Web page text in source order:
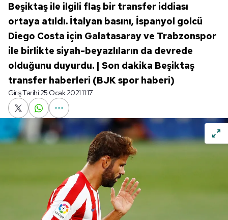
Beşiktaş ile ilgili flaş bir transfer iddiası
ortaya atıldı. İtalyan basını, İspanyol golcü
Diego Costa için Galatasaray ve Trabzonspor
ile birlikte siyah-beyazlıların da devrede
olduğunu duyurdu. | Son dakika Beşiktaş
transfer haberleri (BJK spor haberi)
Giriş Tarihi:25 Ocak 2021 11:17